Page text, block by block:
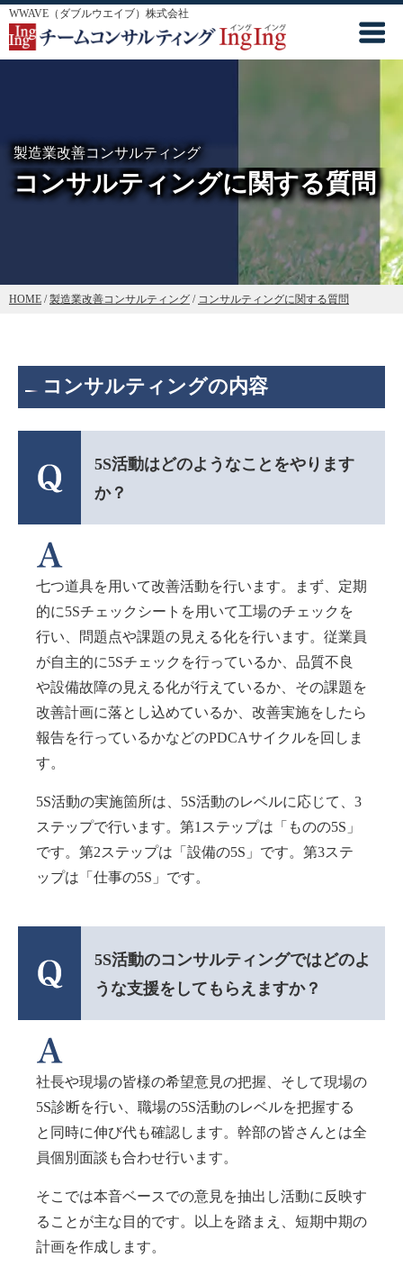
WWAVE（ダブルウエイブ）株式会社
製造業改善コンサルティング
コンサルティングに関する質問
HOME /製造業改善コンサルティング / コンサルティングに関する質問
コンサルティングの内容
5S活動はどのようなことをやります
か？
七つ道具を用いて改善活動を行います。まず、定期
的に5Sチェックシートを用いて工場のチェックを
行い、問題点や課題の見える化を行います。従業員
が自主的に5Sチェックを行っているか、品質不良
や設備故障の見える化が行えているか、その課題を
改善計画に落とし込めているか、改善実施をしたら
報告を行っているかなどのPDCAサイクルを回しま
す。
5S活動の実施箇所は、5S活動のレベルに応じて、3
ステップで行います。第1ステップは「ものの5S」
です。第2ステップは「設備の5S」です。第3ステ
ップは「仕事の5S」です。
5S活動のコンサルティングではどのよ
うな支援をしてもらえますか？
社長や現場の皆様の希望意見の把握、そして現場の
5S診断を行い、職場の5S活動のレベルを把握する
と同時に伸び代も確認します。幹部の皆さんとは全
員個別面談も合わせ行います。
そこでは本音ベースでの意見を抽出し活動に反映す
ることが主な目的です。以上を踏まえ、短期中期の
計画を作成します。